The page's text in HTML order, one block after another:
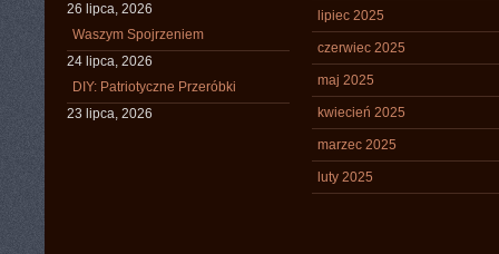
26 lipca, 2026
Waszym Spojrzeniem
24 lipca, 2026
DIY: Patriotyczne Przeróbki
23 lipca, 2026
lipiec 2025
czerwiec 2025
maj 2025
kwiecień 2025
marzec 2025
luty 2025